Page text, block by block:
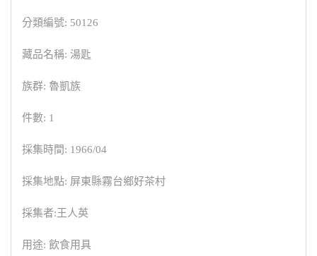
分類編號: 50126
藏品名稱: 湯匙
族群: 魯凱族
件數: 1
採集時間: 1966/04
採集地點: 屏東縣霧台鄉好茶村
採集者:王人英
用途: 飲食用具